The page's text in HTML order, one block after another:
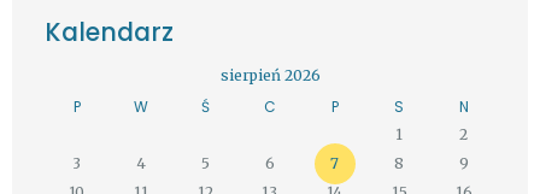
Kalendarz
sierpień 2026
P W Ś C P S N
1
2
3
4 5 6 7 8
9